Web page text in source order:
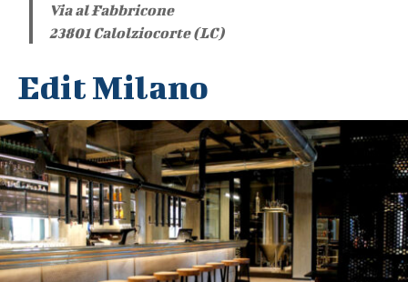
Via al Fabbricone
23801 Calolziocorte (LC)
Edit Milano